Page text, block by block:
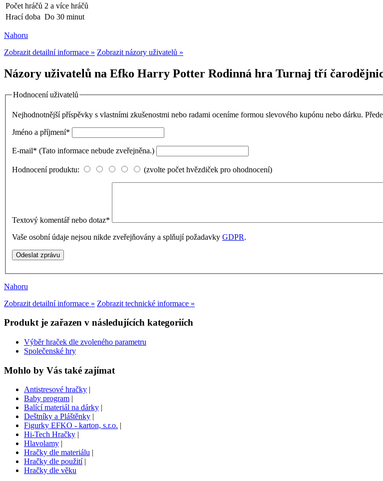
Počet hráčů 2 a více hráčů
Hrací doba Do 30 minut
Nahoru
Zobrazit detailní informace » Zobrazit názory uživatelů »
Názory uživatelů na Efko Harry Potter Rodinná hra Turnaj tří
Hodnocení uživatelů
Nejhodnotnější příspěvky s vlastními zkušenostmi nebo radami oceníme formou slevového kupónu nebo dárku.
Jméno a příjmení*
E-mail* (Tato informace nebude zveřejněna.)
Hodnocení produktu: (zvolte počet hvězdiček pro ohodnocení)
Textový komentář nebo dotaz*
Vaše osobní údaje nejsou nikde zveřejňovány a splňují požadavky GDPR.
Nahoru
Zobrazit detailní informace » Zobrazit technické informace »
Produkt je zařazen v následujících kategoriích
Výběr hraček dle zvoleného parametru
Společenské hry
Mohlo by Vás také zajímat
Antistresové hračky |
Baby program |
Balící materiál na dárky |
Deštníky a Pláštěnky |
Figurky EFKO - karton, s.r.o. |
Hi-Tech Hračky |
Hlavolamy |
Hračky dle materiálu |
Hračky dle použití|
Hračky dle věku